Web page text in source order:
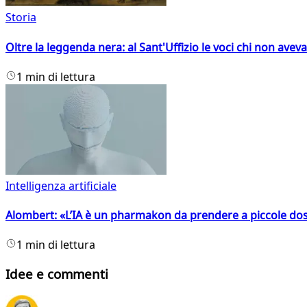
Storia
Oltre la leggenda nera: al Sant'Uffizio le voci chi non
1 min di lettura
Intelligenza artificiale
Alombert: «L’IA è un pharmakon da prendere a piccole
1 min di lettura
Idee e commenti